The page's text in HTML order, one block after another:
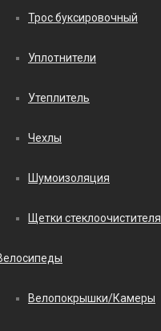
Трос буксировочный
Уплотнители
Утеплитель
Чехлы
Шумоизоляция
Щетки стеклоочистителя
Велопокрышки/Камеры